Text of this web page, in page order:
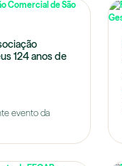
124 anos de
evento da